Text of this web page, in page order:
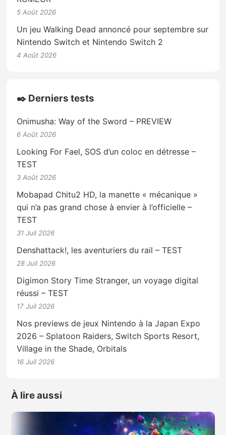
5 Août 2026
Un jeu Walking Dead annoncé pour septembre sur
Nintendo Switch et Nintendo Switch 2
4 Août 2026
✒️ Derniers tests
Onimusha: Way of the Sword – PREVIEW
6 Août 2026
Looking For Fael, SOS d’un coloc en détresse –
TEST
3 Août 2026
Mobapad Chitu2 HD, la manette « mécanique »
qui n’a pas grand chose à envier à l’officielle –
TEST
31 Juil 2026
Denshattack!, les aventuriers du rail – TEST
28 Juil 2026
Digimon Story Time Stranger, un voyage digital
réussi – TEST
17 Juil 2026
Nos previews de jeux Nintendo à la Japan Expo
2026 – Splatoon Raiders, Switch Sports Resort,
Village in the Shade, Orbitals
16 Juil 2026
À lire aussi